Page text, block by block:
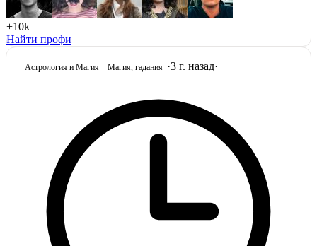
+10k
Найти профи
Астрология и Магия Магия, гадания ·3 г. назад·